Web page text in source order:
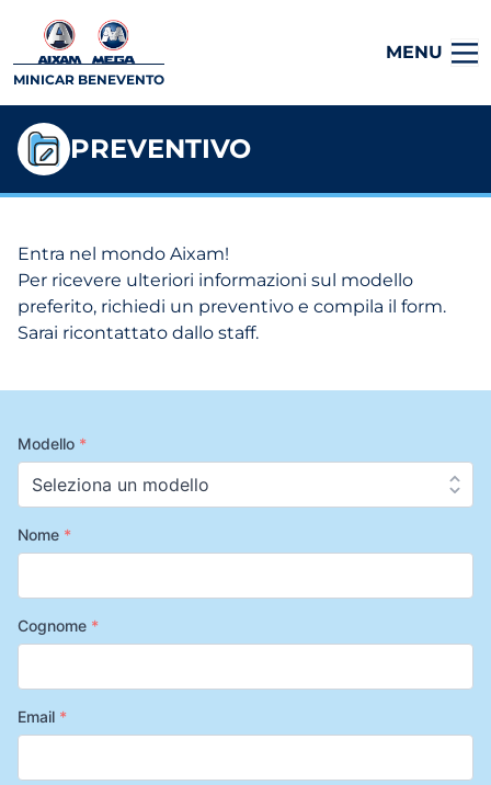
MINICAR BENEVENTO
MENU
PREVENTIVO
Entra nel mondo Aixam!
Per ricevere ulteriori informazioni sul modello
preferito, richiedi un preventivo e compila il form.
Sarai ricontattato dallo staff.
Modello *
Nome *
Cognome *
Email *